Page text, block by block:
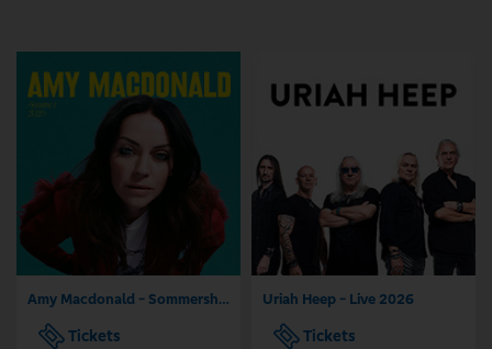
Amy Macdonald - Sommershows 2026
Tickets
Uriah Heep - Live 2026
Tickets